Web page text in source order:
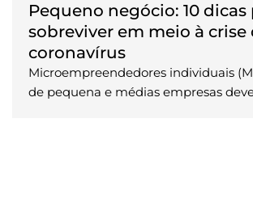
Pequeno negócio: 10 dicas
sobreviver em meio à crise
coronavírus
Microempreendedores individuais
de pequena e médias empresas